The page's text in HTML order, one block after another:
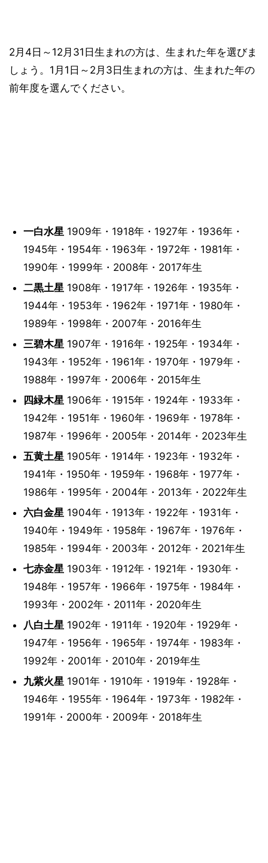
2月4日～12月31日生まれの方は、生まれた年を選びま
しょう。1月1日～2月3日生まれの方は、生まれた年の
前年度を選んでください。
一白水星1909年・1918年・1927年・1936年・
1945年・1954年・1963年・1972年・1981年・
1990年・1999年・2008年・2017年生
二黒土星1908年・1917年・1926年・1935年・
1944年・1953年・1962年・1971年・1980年・
1989年・1998年・2007年・2016年生
三碧木星1907年・1916年・1925年・1934年・
1943年・1952年・1961年・1970年・1979年・
1988年・1997年・2006年・2015年生
四緑木星1906年・1915年・1924年・1933年・
1942年・1951年・1960年・1969年・1978年・
1987年・1996年・2005年・2014年・2023年生
五黄土星1905年・1914年・1923年・1932年・
1941年・1950年・1959年・1968年・1977年・
1986年・1995年・2004年・2013年・2022年生
六白金星1904年・1913年・1922年・1931年・
1940年・1949年・1958年・1967年・1976年・
1985年・1994年・2003年・2012年・2021年生
七赤金星1903年・1912年・1921年・1930年・
1948年・1957年・1966年・1975年・1984年・
1993年・2002年・2011年・2020年生
八白土星1902年・1911年・1920年・1929年・
1947年・1956年・1965年・1974年・1983年・
1992年・2001年・2010年・2019年生
九紫火星1901年・1910年・1919年・1928年・
1946年・1955年・1964年・1973年・1982年・
1991年・2000年・2009年・2018年生